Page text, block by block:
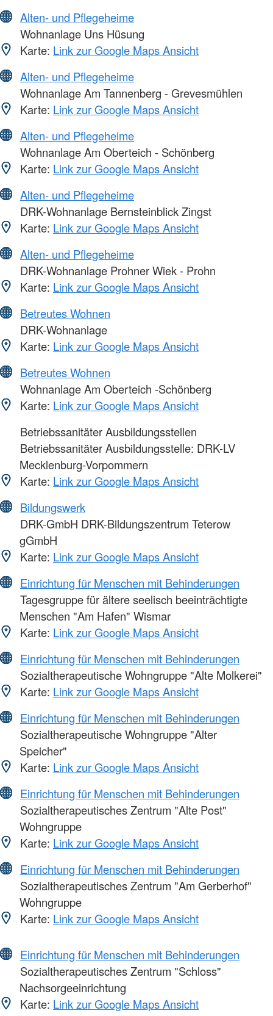
Alten- und Pflegeheime
Wohnanlage Uns Hüsung
Karte: Link zur Google Maps Ansicht
Alten- und Pflegeheime
Wohnanlage Am Tannenberg - Grevesmühlen
Karte: Link zur Google Maps Ansicht
Alten- und Pflegeheime
Wohnanlage Am Oberteich - Schönberg
Karte: Link zur Google Maps Ansicht
Alten- und Pflegeheime
DRK-Wohnanlage Bernsteinblick Zingst
Karte: Link zur Google Maps Ansicht
Alten- und Pflegeheime
DRK-Wohnanlage Prohner Wiek - Prohn
Karte: Link zur Google Maps Ansicht
Betreutes Wohnen
DRK-Wohnanlage
Karte: Link zur Google Maps Ansicht
Betreutes Wohnen
Wohnanlage Am Oberteich -Schönberg
Karte: Link zur Google Maps Ansicht
Betriebssanitäter Ausbildungsstellen
Betriebssanitäter Ausbildungsstelle: DRK-LV
Mecklenburg-Vorpommern
Karte: Link zur Google Maps Ansicht
Bildungswerk
DRK-GmbH DRK-Bildungszentrum Teterow
gGmbH
Karte: Link zur Google Maps Ansicht
Einrichtung für Menschen mit Behinderungen
Tagesgruppe für ältere seelisch beeinträchtigte
Menschen "Am Hafen" Wismar
Karte: Link zur Google Maps Ansicht
Einrichtung für Menschen mit Behinderungen
Sozialtherapeutische Wohngruppe "Alte Molkerei"
Karte: Link zur Google Maps Ansicht
Einrichtung für Menschen mit Behinderungen
Sozialtherapeutische Wohngruppe "Alter
Speicher"
Karte: Link zur Google Maps Ansicht
Einrichtung für Menschen mit Behinderungen
Sozialtherapeutisches Zentrum "Alte Post"
Wohngruppe
Karte: Link zur Google Maps Ansicht
Einrichtung für Menschen mit Behinderungen
Sozialtherapeutisches Zentrum "Am Gerberhof"
Wohngruppe
Karte: Link zur Google Maps Ansicht
Einrichtung für Menschen mit Behinderungen
Sozialtherapeutisches Zentrum "Schloss"
Nachsorgeeinrichtung
Karte: Link zur Google Maps Ansicht